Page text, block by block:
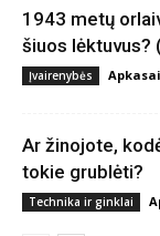
1943 metų
šiuos lėktuvus?
Įvairenybės Apkasai
Ar žinojote,
tokie grublėti?
Technika ir ginklai